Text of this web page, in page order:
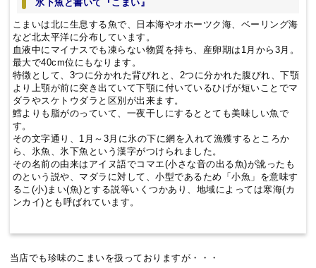
氷下魚と書いて『こまい』
こまいは北に生息する魚で、日本海やオホーツク海、ベーリング海
など北太平洋に分布しています。
血液中にマイナスでも凍らない物質を持ち、産卵期は1月から3月。
最大で40cm位にもなります。
特徴として、3つに分かれた背びれと、2つに分かれた腹びれ、下顎
より上顎が前に突き出ていて下顎に付いているひげが短いことでマ
ダラやスケトウダラと区別が出来ます。
鱈よりも脂がのっていて、一夜干しにするととても美味しい魚で
す。
その文字通り、1月～3月に氷の下に網を入れて漁獲するところか
ら、氷魚、氷下魚という漢字がつけられました。
その名前の由来はアイヌ語でコマエ(小さな音の出る魚)が訛ったも
のという説や、マダラに対して、小型であるため「小魚」を意味す
るこ(小)まい(魚)とする説等いくつかあり、地域によっては寒海(カ
ンカイ)とも呼ばれています。
当店でも珍味のこまいを扱っておりますが・・・